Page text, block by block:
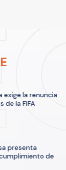
exige la renuncia
de la FIFA
presenta
de